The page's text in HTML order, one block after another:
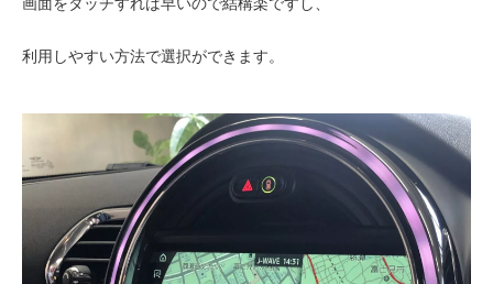
利用しやすい方法で選択ができます。